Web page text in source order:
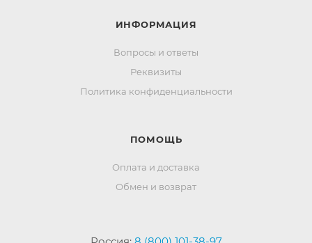
ИНФОРМАЦИЯ
Вопросы и ответы
Реквизиты
Политика конфиденциальности
ПОМОЩЬ
Оплата и доставка
Обмен и возврат